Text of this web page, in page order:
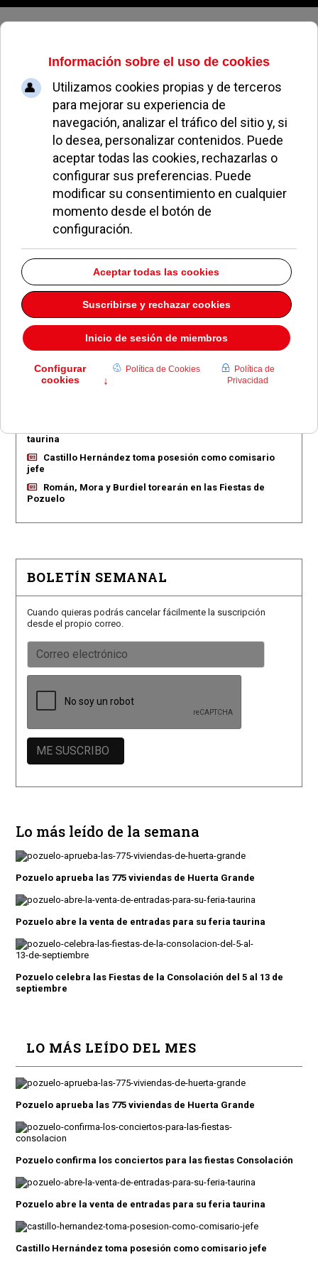
Jueves, 06 de agosto de 2026
Belmen Export
Dirección: VÍA Dos Castillas 33 Edif. 4 Bajo A
Pozuelo de Alarcón
Madrid
28224
Teléfono: 917992180
Descargar la información como:
EN PORTADA
Pozuelo aprueba las 775 viviendas de Huerta Grande
taurina
Castillo Hernández toma posesión como comisario
jefe
Román, Mora y Burdiel torearán en las Fiestas de
Pozuelo
BOLETÍN SEMANAL
Cuando quieras podrás cancelar fácilmente la suscripción
desde el propio correo.
Lo más leído de la semana
Pozuelo aprueba las 775 viviendas de Huerta Grande
Pozuelo abre la venta de entradas para su feria taurina
Pozuelo celebra las Fiestas de la Consolación del 5 al 13 de
septiembre
LO MÁS LEÍDO DEL MES
Pozuelo aprueba las 775 viviendas de Huerta Grande
Pozuelo confirma los conciertos para las fiestas Consolación
Pozuelo abre la venta de entradas para su feria taurina
Castillo Hernández toma posesión como comisario jefe